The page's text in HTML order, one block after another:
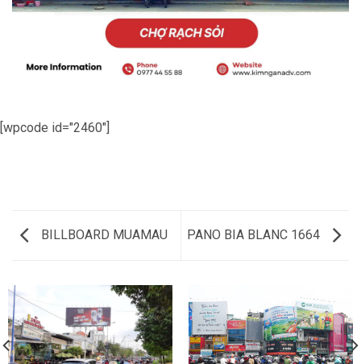
[wpcode id="2460"]
BILLBOARD MUAMAU PANO BIA BLANC 1664